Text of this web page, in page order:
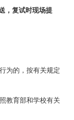
，复试时现场提
为的，按有关规定
教育部和学校有关